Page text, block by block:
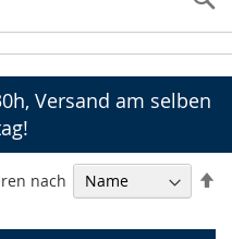
Versand am selben
nach